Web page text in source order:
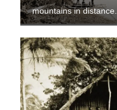
mountains in distance.